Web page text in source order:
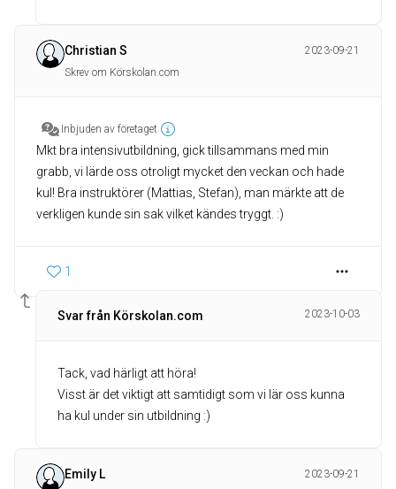
Christian S
2023-09-21
Skrev om Körskolan.com
Inbjuden av företaget
Mkt bra intensivutbildning, gick tillsammans med min
grabb, vi lärde oss otroligt mycket den veckan och hade
kul! Bra instruktörer (Mattias, Stefan), man märkte att de
1
Svar från Körskolan.com 2023-10-03
Tack, vad härligt att höra!
Visst är det viktigt att samtidigt som vi lär oss kunna
ha kul under sin utbildning :)
Emily L
2023-09-21